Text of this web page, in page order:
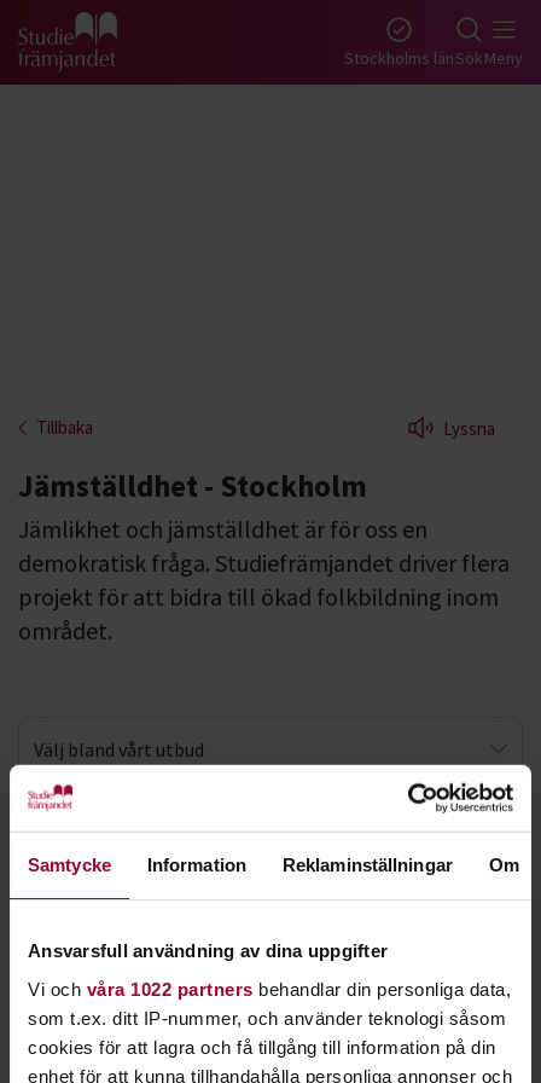
Samtycke Information Reklaminställningar Om
Ansvarsfull användning av dina uppgifter
Vi och våra 1022 partners behandlar din personliga data,
som t.ex. ditt IP-nummer, och använder teknologi såsom
cookies för att lagra och få tillgång till information på din
enhet för att kunna tillhandahålla personliga annonser och
Gå till studiefrämjandets startsida Stockholms länSökMeny
Tillbaka Lyssna
Jämställdhet - Stockholm
Jämlikhet och jämställdhet är för oss en
demokratisk fråga. Studiefrämjandet driver flera
projekt för att bidra till ökad folkbildning inom
området.
Välj bland vårt utbud
Allt vi inte pratar om
Fatta samtycke
En aktuell studieplan, som vi tagit fram ihop med stiftelsen
Make Equal
Allt vi inte pratar om. Den utgår från boken
Du kan också engagera dig mot sexuellt våld genom
projektetFatta samtycke. Där diskuterar vi
samtyckeskulturen och hur den kan spridas.